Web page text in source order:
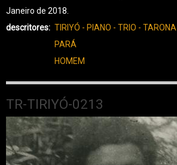
Janeiro de 2018.
descritores
TIRIYÓ - PIANO - TRIO - TARONA
PARÁ
HOMEM
TR-TIRIYÓ-0213